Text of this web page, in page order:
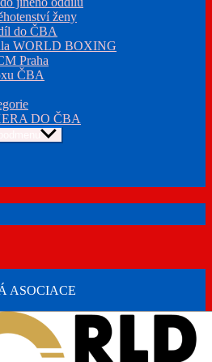
ženy
do ČBA
WORLD BOXING
Praha
ČBA
DO ČBA
ASOCIACE